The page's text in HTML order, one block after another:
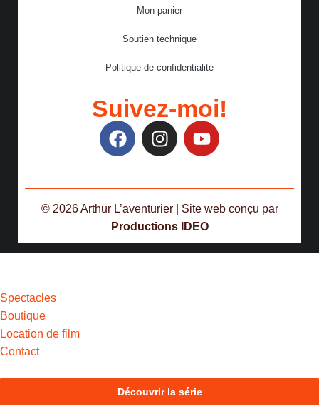
Mon panier
Soutien technique
Politique de confidentialité
Suivez-moi!
© 2026 Arthur L’aventurier | Site web conçu par
Productions IDEO
Spectacles
Boutique
Location de film
Contact
Découvrir la série